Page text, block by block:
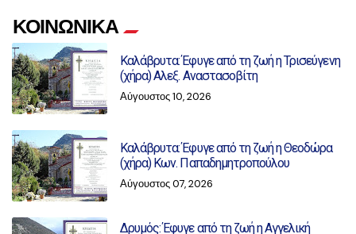
ΚΟΙΝΩΝΙΚΑ
Καλάβρυτα: Έφυγε από τη ζωή η Τρισεύγενη
(χήρα) Αλεξ. Αναστασοβίτη
Αύγουστος 10, 2026
Καλάβρυτα: Έφυγε από τη ζωή η Θεοδώρα
(χήρα) Κων. Παπαδημητροπούλου
Αύγουστος 07, 2026
Δρυμός: Έφυγε από τη ζωή η Αγγελική